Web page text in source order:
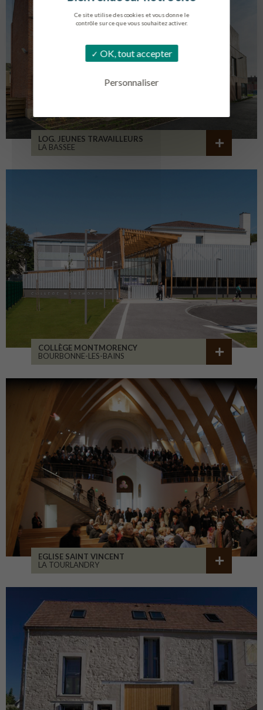
Ce site utilise des cookies et vous donne le
contrôle sur ce que vous souhaitez activer.
OK, tout accepter
Personnaliser
LOG. JEUNES TRAVAILLEURS
LA BASSEE
COLLÈGE MONTMORENCY
BOURBONNE-LES-BAINS
EGLISE SAINT VINCENT
LA TOURLANDRY